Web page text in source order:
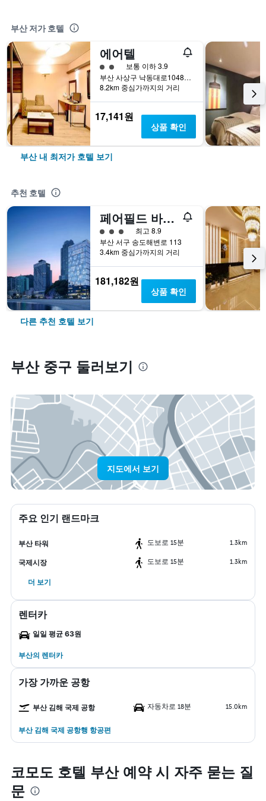
부산 저가 호텔
에어텔
2​성급
보통 이하 3.9
부산 사상구 낙동대로1048번길 36 (감전동, 경도정공)
8.2km 중심가까지의 거리
17,141원
상품 확인
부산 내 최저가 호텔 보기
추천 호텔
페어필드 바이 메리어트 부산 송도 비치
3​성급
최고 8.9
부산 서구 송도해변로 113
3.4km 중심가까지의 거리
181,182원
상품 확인
다른 추천 호텔 보기
부산 중구 둘러보기
지도에서 보기
주요 인기 랜드마크
부산 타워 도보로 15분 1.3km
국제시장 도보로 15분 1.3km
더 보기
렌터카
일일 평균 63원
부산​의 렌터카
가장 가까운 공항
부산 김해 국제 공항 자동차로 18분 15.0km
부산 김해 국제 공항행 항공편
코모도 호텔 부산 예약 시 자주 묻는 질
문